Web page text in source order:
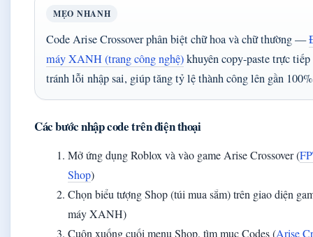
MẸO NHANH
Code Arise Crossover phân biệt chữ hoa và chữ thường —
máy XANH (trang công nghệ)khuyên copy-paste trực tiếp
tránh lỗi nhập sai, giúp tăng tỷ lệ thành công lên gần
Các bước nhập code trên điện thoại
Mở ứng dụng Roblox và vào game Arise Crossover (
Shop)
Chọn biểu tượng Shop (túi mua sắm) trên giao diện
máy XANH)
Cuộn xuống cuối menu Shop, tìm mục Codes (Arise